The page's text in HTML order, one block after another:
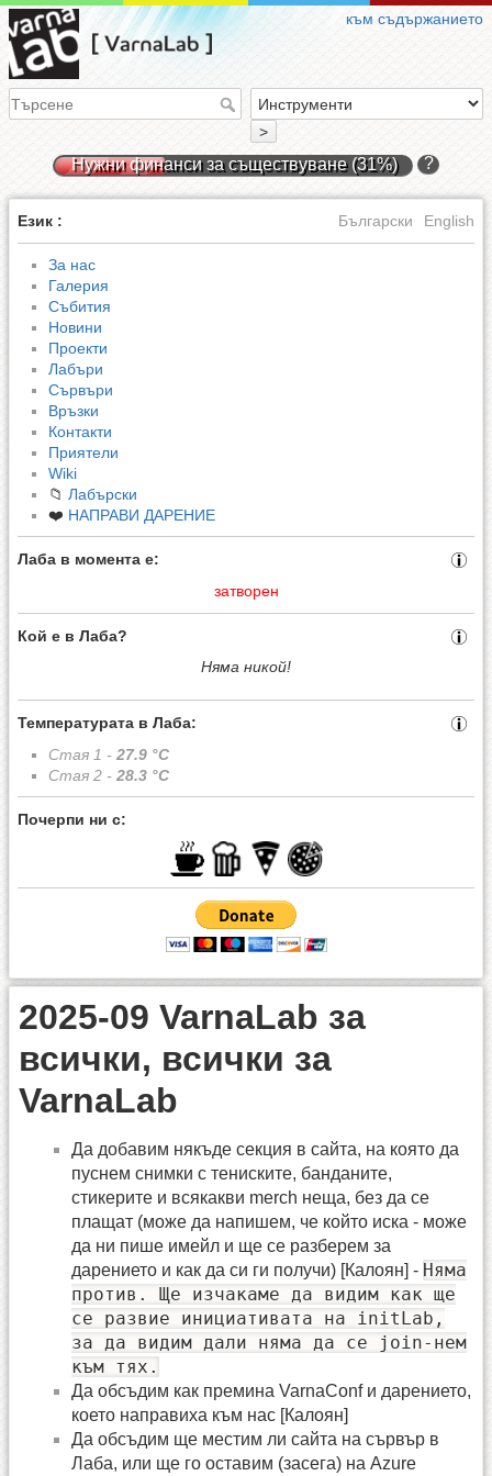
към съдържанието
>
Нужни финанси за съществуване (31%) ?
Език : Български English
За нас
Галерия
Събития
Новини
Проекти
Лабъри
Сървъри
Връзки
Контакти
Приятели
Wiki
📁 Лабърски
❤️ НАПРАВИ ДАРЕНИЕ
Лаба в момента е:
затворен
Кой е в Лаба?
Няма никой!
Температурата в Лаба:
Стая 1 - 27.9 °C
Стая 2 - 28.3 °C
Почерпи ни с:
2025-09 VarnaLab за
всички, всички за
VarnaLab
Да добавим някъде секция в сайта, на която да
пуснем снимки с тениските, банданите,
стикерите и всякакви merch неща, без да се
плащат (може да напишем, че който иска - може
да ни пише имейл и ще се разберем за
дарението и как да си ги получи) [Калоян] - Няма
против. Ще изчакаме да видим как ще
се развие инициативата на initLab,
за да видим дали няма да се join-нем
към тях.
Да обсъдим как премина VarnaConf и дарението,
което направиха към нас [Калоян]
Да обсъдим ще местим ли сайта на сървър в
Лаба, или ще го оставим (засега) на Azure